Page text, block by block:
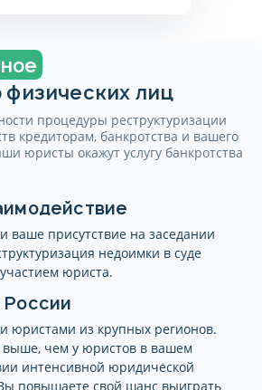
физических лиц
процедуры реструктуризации
кредиторам, банкротства и вашего
юристы окажут услугу банкротства
ваше присутствие на заседании
недоимки в суде
юриста.
юристами из крупных регионов.
выше, чем у юристов в вашем
интенсивной юридической
повышаете свой шанс выиграть